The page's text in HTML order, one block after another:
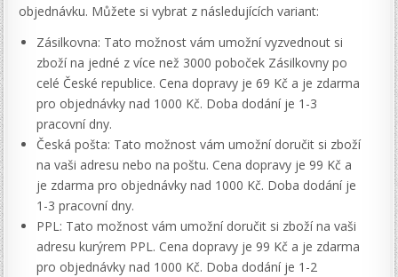
objednávku. Můžete si vybrat z následujících variant:
Zásilkovna: Tato možnost vám umožní vyzvednout si
zboží na jedné z více než 3000 poboček Zásilkovny po
celé České republice. Cena dopravy je 69 Kč a je zdarma
pro objednávky nad 1000 Kč. Doba dodání je 1-3
pracovní dny.
Česká pošta: Tato možnost vám umožní doručit si zboží
na vaši adresu nebo na poštu. Cena dopravy je 99 Kč a
je zdarma pro objednávky nad 1000 Kč. Doba dodání je
1-3 pracovní dny.
PPL: Tato možnost vám umožní doručit si zboží na vaši
adresu kurýrem PPL. Cena dopravy je 99 Kč a je zdarma
pro objednávky nad 1000 Kč. Doba dodání je 1-2